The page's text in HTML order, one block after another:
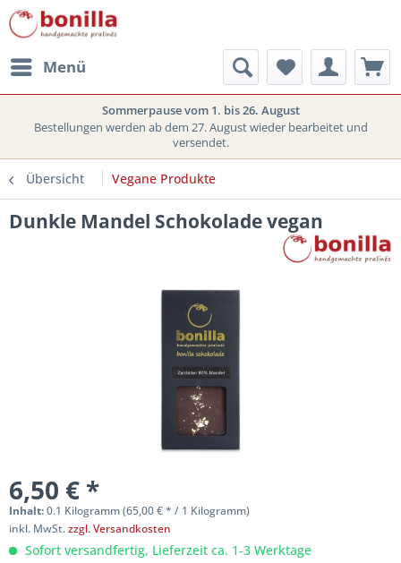
Menü
Sommerpause vom 1. bis 26. August
Bestellungen werden ab dem 27. August wieder bearbeitet und
versendet.
Übersicht Vegane Produkte
Dunkle Mandel Schokolade vegan
6,50 € *
Inhalt:0.1 Kilogramm (65,00 € * / 1 Kilogramm)
inkl. MwSt.zzgl. Versandkosten
Sofort versandfertig, Lieferzeit ca. 1-3 Werktage